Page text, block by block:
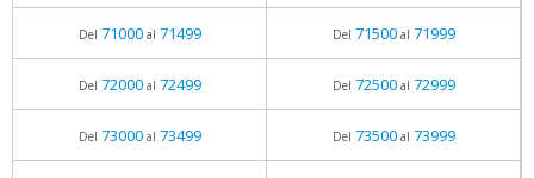
Del 71000al 71499 Del 71500al 71999
Del 72000al 72499 Del 72500al 72999
Del 73000al 73499 Del 73500al 73999